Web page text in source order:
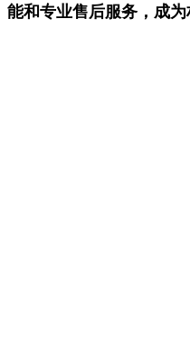
能和专业售后服务，成为